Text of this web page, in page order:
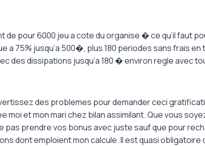
de pour 6000 jeu a cote du organise � ce qu’il faut
a 75% jusqu’a 500�, plus 180 periodes sans frais
des dissipations jusqu’a 180 � environ regle avec
des problemes pour demander ceci
moi et mon mari chez bilan assimilant. Que vous
pas prendre vos bonus avec juste sauf que pour
dont emploient mon calcule. Il est quasi obligatoire